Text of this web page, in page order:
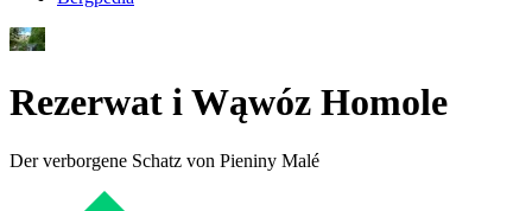
Rezerwat i Wąwóz Homole
Der verborgene Schatz von Pieniny Malé